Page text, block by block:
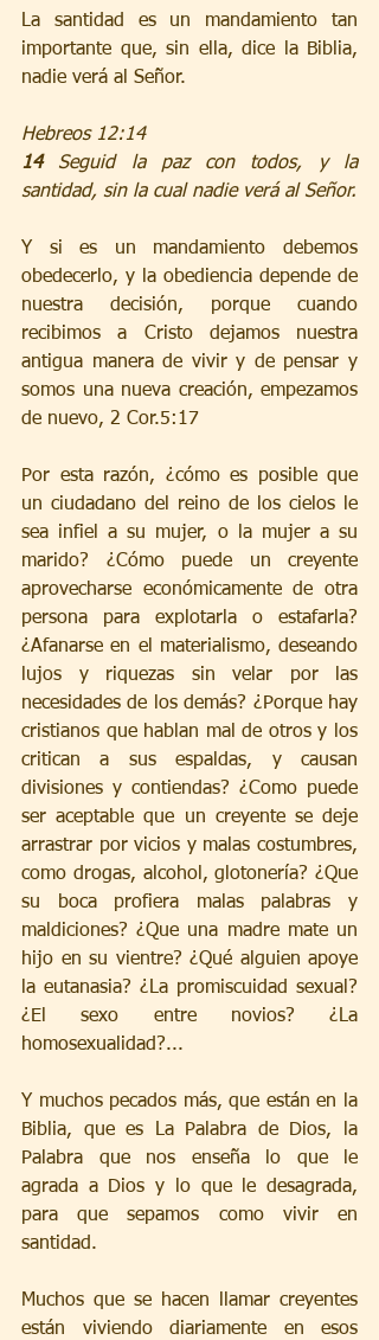
La santidad es un mandamiento tan
importante que, sin ella, dice la Biblia,
nadie verá al Señor.
Hebreos 12:14
14 Seguid la paz con todos, y la
santidad, sin la cual nadie verá al Señor.
Y si es un mandamiento debemos
obedecerlo, y la obediencia depende de
nuestra decisión, porque cuando
recibimos a Cristo dejamos nuestra
antigua manera de vivir y de pensar y
somos una nueva creación, empezamos
de nuevo, 2 Cor.5:17
Por esta razón, ¿cómo es posible que
un ciudadano del reino de los cielos le
sea infiel a su mujer, o la mujer a su
marido? ¿Cómo puede un creyente
aprovecharse económicamente de otra
persona para explotarla o estafarla?
¿Afanarse en el materialismo, deseando
lujos y riquezas sin velar por las
necesidades de los demás? ¿Porque hay
cristianos que hablan mal de otros y los
critican a sus espaldas, y causan
divisiones y contiendas? ¿Como puede
ser aceptable que un creyente se deje
arrastrar por vicios y malas costumbres,
como drogas, alcohol, glotonería? ¿Que
su boca profiera malas palabras y
maldiciones? ¿Que una madre mate un
hijo en su vientre? ¿Qué alguien apoye
la eutanasia? ¿La promiscuidad sexual?
¿El sexo entre novios? ¿La
homosexualidad?...
Y muchos pecados más, que están en la
Biblia, que es La Palabra de Dios, la
Palabra que nos enseña lo que le
agrada a Dios y lo que le desagrada,
para que sepamos como vivir en
santidad.
Muchos que se hacen llamar creyentes
están viviendo diariamente en esos